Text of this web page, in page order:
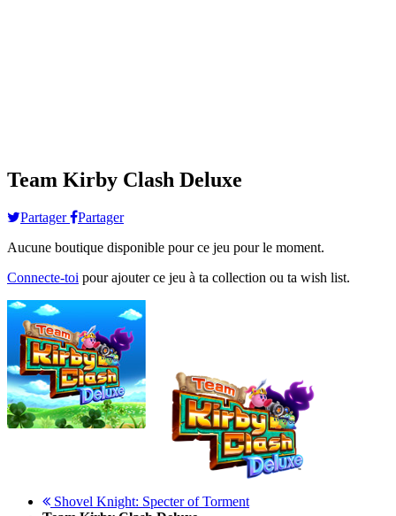
Team Kirby Clash Deluxe
Partager
Partager
Aucune boutique disponible pour ce jeu pour le moment.
Connecte-toi pour ajouter ce jeu à ta collection ou ta wish list.
Shovel Knight: Specter of Torment